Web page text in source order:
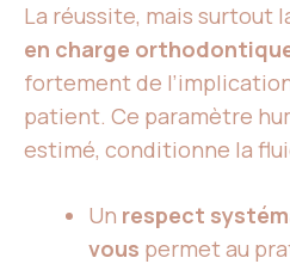
La réussite, mais surtout
en charge
fortement de
patient. Ce paramètre
estimé, conditionne la
Un respect
vous permet au